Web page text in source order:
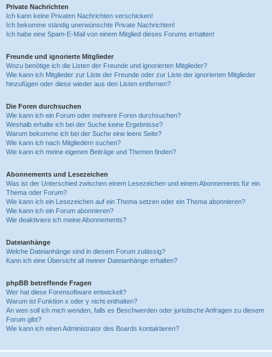
Private Nachrichten
Ich kann keine Privaten Nachrichten verschicken!
Ich bekomme ständig unerwünschte Private Nachrichten!
Ich habe eine Spam-E-Mail von einem Mitglied dieses Forums erhalten!
Freunde und ignorierte Mitglieder
Wozu benötige ich die Listen der Freunde und ignorierten Mitglieder?
Wie kann ich Mitglieder zur Liste der Freunde oder zur Liste der ignorierten Mitglieder
hinzufügen oder diese wieder aus den Listen entfernen?
Die Foren durchsuchen
Wie kann ich ein Forum oder mehrere Foren durchsuchen?
Weshalb erhalte ich bei der Suche keine Ergebnisse?
Warum bekomme ich bei der Suche eine leere Seite?
Wie kann ich nach Mitgliedern suchen?
Wie kann ich meine eigenen Beiträge und Themen finden?
Abonnements und Lesezeichen
Was ist der Unterschied zwischen einem Lesezeichen und einem Abonnements für ein
Thema oder Forum?
Wie kann ich ein Lesezeichen auf ein Thema setzen oder ein Thema abonnieren?
Wie kann ich ein Forum abonnieren?
Wie deaktiviere ich meine Abonnements?
Dateianhänge
Welche Dateianhänge sind in diesem Forum zulässig?
Kann ich eine Übersicht all meiner Dateianhänge erhalten?
phpBB betreffende Fragen
Wer hat diese Forensoftware entwickelt?
Warum ist Funktion x oder y nicht enthalten?
An wen soll ich mich wenden, falls es Beschwerden oder juristische Anfragen zu diesem
Forum gibt?
Wie kann ich einen Administrator des Boards kontaktieren?